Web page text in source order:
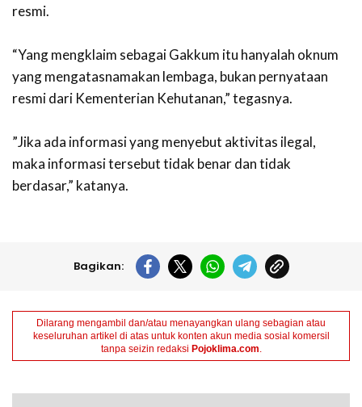
resmi.
‎“Yang mengklaim sebagai Gakkum itu hanyalah oknum
yang mengatasnamakan lembaga, bukan pernyataan
resmi dari Kementerian Kehutanan,” tegasnya.
‎”Jika ada informasi yang menyebut aktivitas ilegal,
maka informasi tersebut tidak benar dan tidak
berdasar,” katanya.
Bagikan:
Dilarang mengambil dan/atau menayangkan ulang sebagian atau
keseluruhan artikel di atas untuk konten akun media sosial komersil
tanpa seizin redaksi Pojoklima.com